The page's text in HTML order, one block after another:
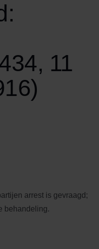
11
arrest is gevraagd;
behandeling.